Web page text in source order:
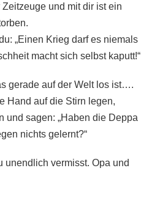
und mit dir ist ein
„Einen Krieg darf es niemals
macht sich selbst kaputt!“
gerade auf der Welt los ist….
Hand auf die Stirn legen,
und sagen: „Haben die Deppa
nichts gelernt?“
unendlich vermisst. Opa und